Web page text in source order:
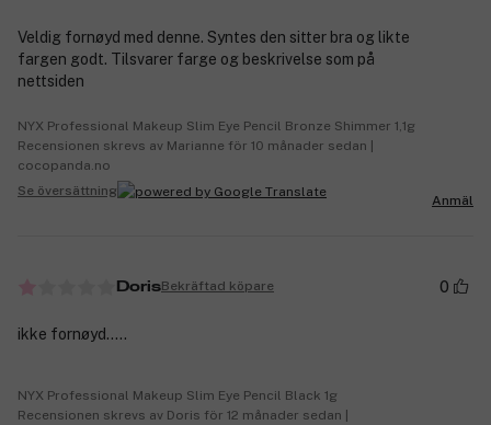
Veldig fornøyd med denne. Syntes den sitter bra og likte
fargen godt. Tilsvarer farge og beskrivelse som på
nettsiden
NYX Professional Makeup Slim Eye Pencil Bronze Shimmer 1,1g
Recensionen skrevs av Marianne för 10 månader sedan |
cocopanda.no
Se översättning
Anmäl
DorisBekräftad köpare 0
ikke fornøyd.....
NYX Professional Makeup Slim Eye Pencil Black 1g
Recensionen skrevs av Doris för 12 månader sedan |